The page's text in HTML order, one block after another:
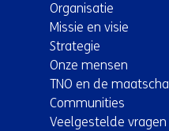
Organisatie
Missie en visie
Strategie
Onze mensen
TNO en de
Communities
Veelgestelde vragen